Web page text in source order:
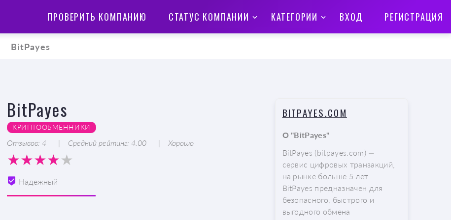
ПРОВЕРИТЬ КОМПАНИЮ СТАТУС КОМПАНИИ КАТЕГОРИИ ВХОД РЕГИСТРАЦИЯ
BitPayes
BitPayes
КРИПТООБМЕННИКИ
Отзывов: 4 Средний рейтинг: 4.00 Хорошо
Надежный
BITPAYES.COM
О "BitPayes"
BitPayes (bitpayes.com) —
сервис цифровых транзакций,
на рынке больше 5 лет.
BitPayes предназначен для
безопасного, быстрого и
выгодного обмена